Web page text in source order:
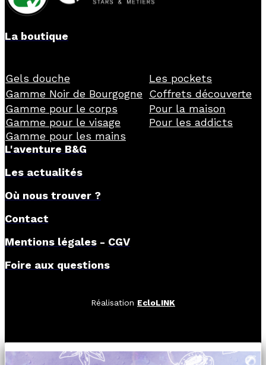
La boutique
Gels douche
Les pockets
Gamme Noir de Bourgogne Coffrets découverte
Gamme pour le corps
Pour la maison
Gamme pour le visage
Pour les addicts
Gamme pour les mains
L'aventure B&G
Les actualités
Où nous trouver ?
Contact
Mentions légales - CGV
Foire aux questions
Réalisation EcloLINK